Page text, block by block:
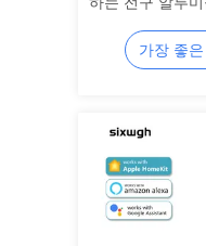
라이트를 조절합
가장 좋